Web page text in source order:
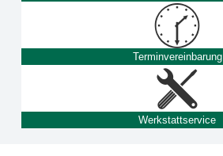
Terminvereinbarung
Werkstattservice